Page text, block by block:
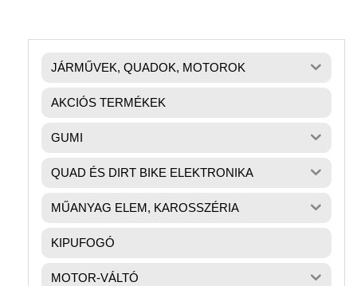
JÁRMŰVEK, QUADOK, MOTOROK
AKCIÓS TERMÉKEK
GUMI
QUAD ÉS DIRT BIKE ELEKTRONIKA
MŰANYAG ELEM, KAROSSZÉRIA
KIPUFOGÓ
MOTOR-VÁLTÓ